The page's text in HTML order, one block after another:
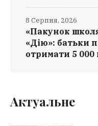
«Пакунок
«Дію»: батьки
отримати 5
8 Серпня, 2026
Актуальне